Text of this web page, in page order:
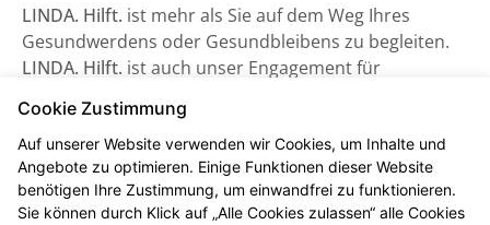
LINDA. Hilft. ist mehr als Sie auf dem Weg Ihres
Gesundwerdens oder Gesundbleibens zu begleiten.
LINDA. Hilft. ist auch unser Engagement für
angewiesen sind - sowie beispielsweise der
Bundesverband Kinderhospiz e. V. Schauen Sie gerne
einmal vorbei.
Cookie Zustimmung
Auf unserer Website verwenden wir Cookies, um Inhalte und
Angebote zu optimieren. Einige Funktionen dieser Website
benötigen Ihre Zustimmung, um einwandfrei zu funktionieren.
Sie können durch Klick auf „Alle Cookies zulassen“ alle Cookies